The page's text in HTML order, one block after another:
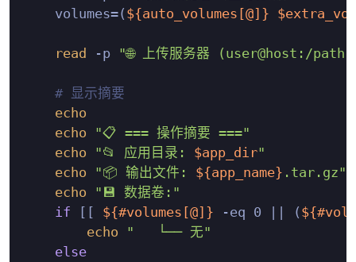
    volumes=(
${auto_volumes[@]}
read -p "🌐 上传服务器 (user@host:/
# 显示摘要
echo
echo
"📋 === 操作摘要 ==="
echo
"📂 应用目录: $app_dir"
echo
"📦 输出文件: ${app_name} .tar.gz"
echo
"💾 数据卷:"
if [[ ${#volumes[@]} -eq 0 || (
echo
"   └── 无"
else